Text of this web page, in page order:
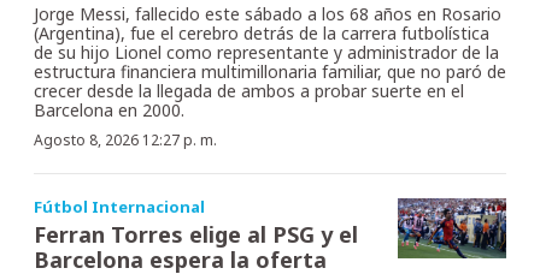
Jorge Messi, fallecido este sábado a los 68 años en Rosario
(Argentina), fue el cerebro detrás de la carrera futbolística
de su hijo Lionel como representante y administrador de la
estructura financiera multimillonaria familiar, que no paró de
crecer desde la llegada de ambos a probar suerte en el
Barcelona en 2000.
Agosto 8, 2026 12:27 p. m.
Fútbol Internacional
Ferran Torres elige al PSG y el
Barcelona espera la oferta